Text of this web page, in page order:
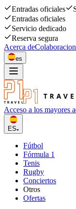
Entradas oficiales
Entradas oficiales
Servicio dedicado
Reserva segura
Acerca de
es
Acceso a los mayores
ES
Fútbol
Fórmula 1
Tenis
Rugby
Conciertos
Otros
Ofertas